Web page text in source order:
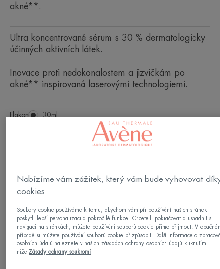
akné**.
Ultra koncentrované sérum s 30 % dermatologicky
účinných aktivních látek.
Inovace proti nedokonalostem a jizvičkám po
akné** inspirovaná laserovými technologiemi.
Flakon Flakon
30ml
Typy pleti
Pleť se sklonem k akné
Vyrobeno v Francii
Nabízíme vám zážitek, který vám bude vyhovovat
cookies
Soubory cookie používáme k tomu, abychom vám při používání našich stránek
poskytli lepší personalizaci a pokročilé funkce. Chcete-li pokračovat a usnadnit si
navigaci na stránkách, můžete používání souborů cookie přímo přijmout. V
případě si můžete používání souborů cookie přizpůsobit. Další informace o
osobních údajů naleznete v našich zásadách ochrany osobních údajů kliknutím
níže:Zásady ochrany soukromí